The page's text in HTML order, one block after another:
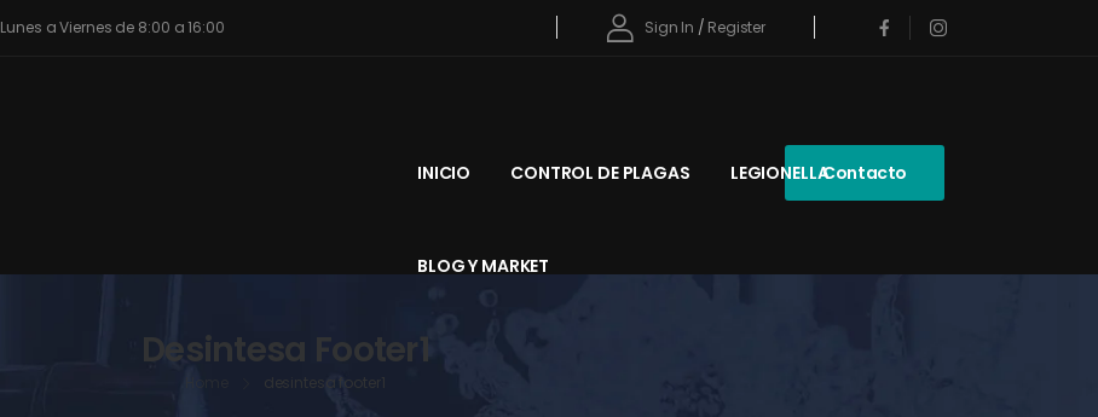
Lunes a Viernes de 8:00 a 16:00 Sign In / Register
Contacto
INICIO CONTROL DE PLAGAS LEGIONELLA
BLOG Y MARKET
Desintesa Footer1
desintesa footer1